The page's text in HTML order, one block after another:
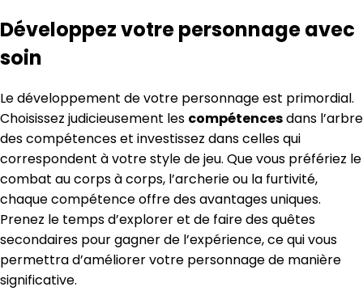
Développez votre personnage avec
soin
Le développement de votre personnage est primordial.
Choisissez judicieusement les compétencesdans l’arbre
des compétences et investissez dans celles qui
correspondent à votre style de jeu. Que vous préfériez le
combat au corps à corps, l’archerie ou la furtivité,
chaque compétence offre des avantages uniques.
Prenez le temps d’explorer et de faire des quêtes
secondaires pour gagner de l’expérience, ce qui vous
permettra d’améliorer votre personnage de manière
significative.